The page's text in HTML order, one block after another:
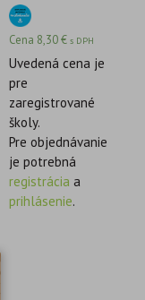
Cena 8,30€ s DPH
Uvedená cena je
pre
zaregistrované
školy.
Pre objednávanie
je potrebná
registrácia a
prihlásenie.